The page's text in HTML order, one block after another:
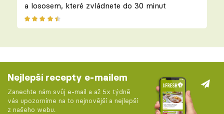
a lososem, které zvládnete do 30 minut
Nejlepší recepty e-mailem
Zanechte nám svůj e-mail a až 5x týdně
vás upozorníme na to nejnovější a nejlepší
z našeho webu.